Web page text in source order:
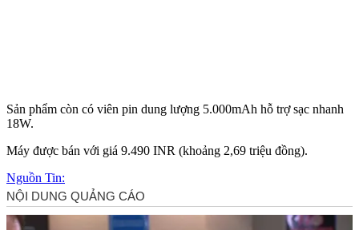
Sản phẩm còn có viên pin dung lượng 5.000mAh hỗ trợ sạc nhanh
18W.
Máy được bán với giá 9.490 INR (khoảng 2,69 triệu đồng).
Nguồn Tin: